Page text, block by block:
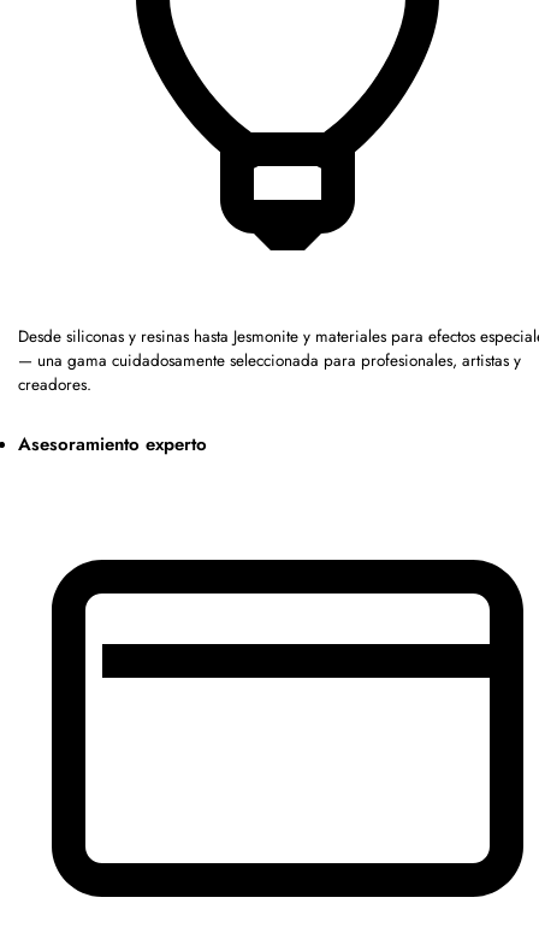
Desde siliconas y resinas hasta Jesmonite y materiales para efectos
— una gama cuidadosamente seleccionada para profesionales, artistas y
creadores.
Asesoramiento experto